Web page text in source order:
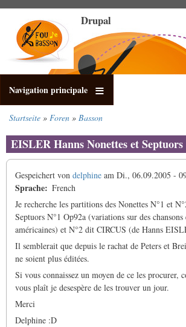
Inhalt
Drupal
Navigation principale
Startseite Foren Basson
EISLER Hanns Nonettes et Septuors
Gespeichert von delphine am Di., 06.09.2005 -
Sprache
French
Je recherche les partitions des Nonettes N°1 et
Septuors N°1 Op92a (variations sur des chansons
américaines) et N°2 dit CIRCUS (de Hanns
Il semblerait que depuis le rachat de Peters et
ne soient plus éditées.
Si vous connaissez un moyen de ce les procurer,
vous plaît je desespère de les trouver un jour.
Merci
Delphine :D